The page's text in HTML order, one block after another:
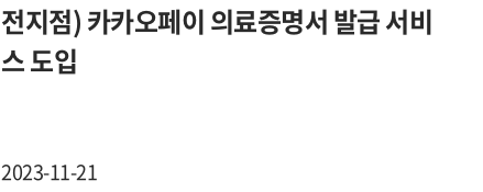
전지점) 카카오페이 의료증명서 발급 서비
스 도입
2023-11-21